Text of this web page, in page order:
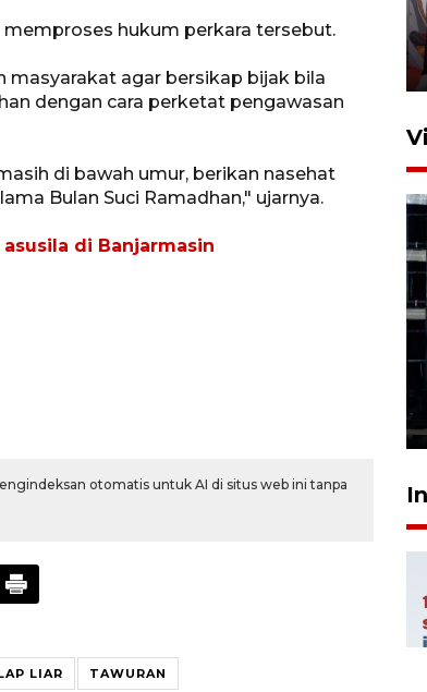
hukum perkara tersebut.
masyarakat agar bersikap bijak bila
dengan cara perketat pengawasan
di bawah umur, berikan nasehat
Bulan Suci Ramadhan," ujarnya.
di Banjarmasin
otomatis untuk AI di situs web ini tanpa
LIAR TAWURAN
Bola Usia Dini